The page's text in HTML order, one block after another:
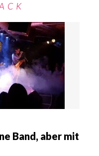
Band, aber mit